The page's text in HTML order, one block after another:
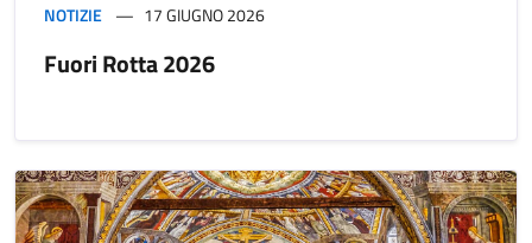
NOTIZIE 17 GIUGNO 2026
Fuori Rotta 2026